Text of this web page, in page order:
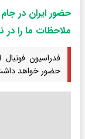
ملاحظات ما را در
فدراسیون
حضور خواهد